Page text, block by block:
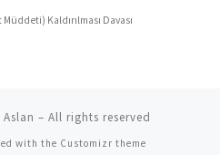
Kaldırılması Davası
– All rights reserved
with the Customizr theme